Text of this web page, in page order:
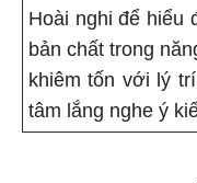
Hoài nghi để hiểu
bản chất trong
khiêm tốn với lý
tâm lắng nghe ý